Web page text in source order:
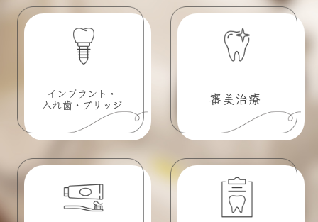
インプラント・
入れ歯・ブリッジ
審美治療